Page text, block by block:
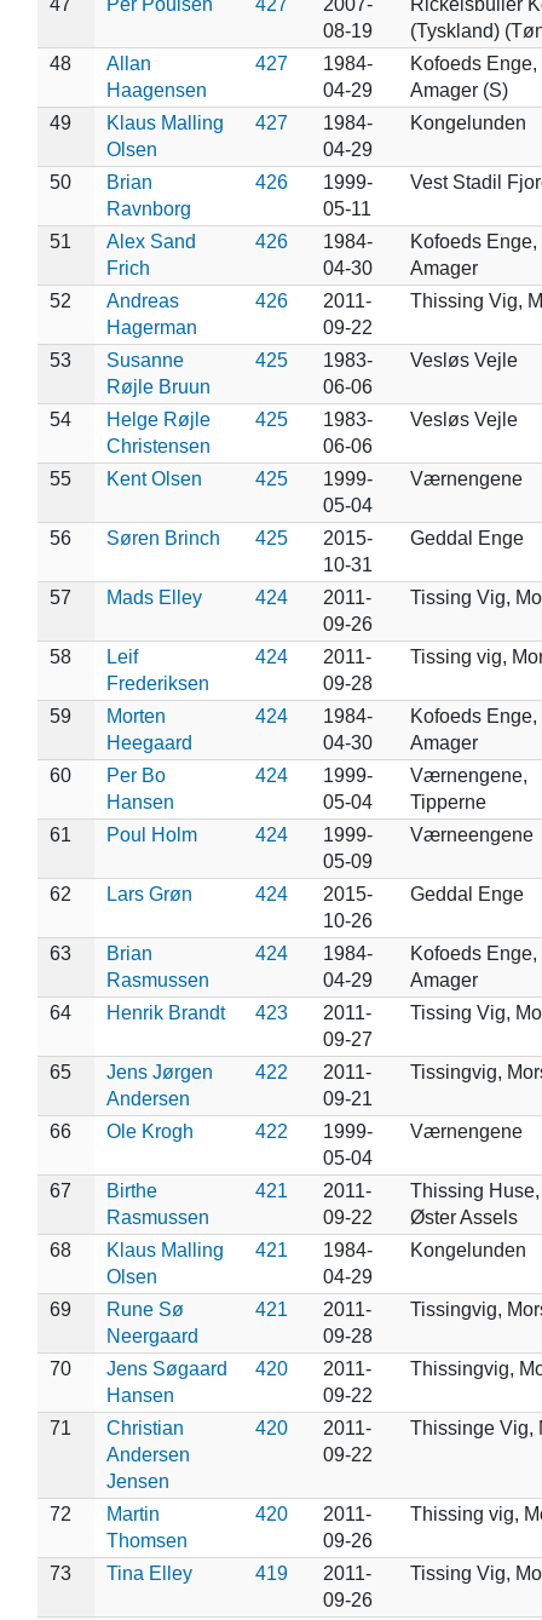
08-19
(Tyskland)
48
Allan
Haagensen
427
1984-
04-29
Kofoeds Enge,
Amager (S)
49
Klaus Malling
Olsen
427
1984-
04-29
Kongelunden
50
Brian
Ravnborg
426
1999-
05-11
Vest Stadil
51
Alex Sand
Frich
426
1984-
04-30
Kofoeds Enge,
Amager
52
Andreas
Hagerman
426
2011-
09-22
Thissing Vig,
53
Susanne
Røjle Bruun
425
1983-
06-06
Vesløs Vejle
54
Helge Røjle
Christensen
425
1983-
06-06
Vesløs Vejle
55 Kent Olsen 425
1999-
05-04
Værnengene
56 Søren Brinch 425
2015-
10-31
Geddal Enge
57 Mads Elley 424
2011-
09-26
Tissing Vig,
58
Leif
Frederiksen
424
2011-
09-28
Tissing vig,
59
Morten
Heegaard
424
1984-
04-30
Kofoeds Enge,
Amager
60
Per Bo
Hansen
424
1999-
05-04
Værnengene,
Tipperne
61
Poul Holm 424
1999-
05-09
Værneengene
62 Lars Grøn 424
2015-
10-26
Geddal Enge
63
Brian
Rasmussen
424
1984-
04-29
Kofoeds Enge,
Amager
64
Henrik Brandt 423
2011-
09-27
Tissing Vig,
65
Jens Jørgen
Andersen
422
2011-
09-21
Tissingvig,
66 Ole Krogh 422
1999-
05-04
Værnengene
67
Birthe
Rasmussen
421
2011-
09-22
Thissing Huse,
Øster Assels
68
Klaus Malling
Olsen
421
1984-
04-29
Kongelunden
69
Rune Sø
Neergaard
421
2011-
09-28
Tissingvig,
70
Jens Søgaard
Hansen
420
2011-
09-22
Thissingvig,
71
Christian
Andersen
Jensen
420
2011-
09-22
Thissinge Vig,
72
Martin
Thomsen
420
2011-
09-26
Thissing vig,
73 Tina Elley 419
2011-
09-26
Tissing Vig,